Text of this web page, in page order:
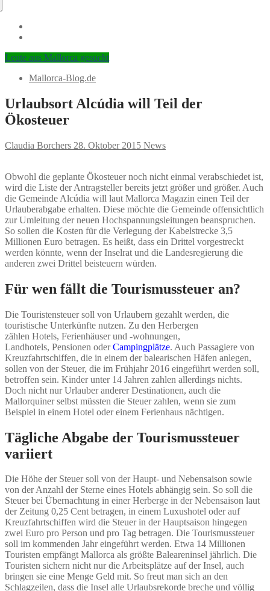
Leute aus Mallorca gesucht
Mallorca-Blog.de
Urlaubsort Alcúdia will Teil der
Ökosteuer
Claudia Borchers 28. Oktober 2015 News
Obwohl die geplante Ökosteuer noch nicht einmal verabschiedet ist,
wird die Liste der Antragsteller bereits jetzt größer und größer. Auch
die Gemeinde Alcúdia will laut Mallorca Magazin einen Teil der
Urlauberabgabe erhalten. Diese möchte die Gemeinde offensichtlich
zur Umleitung der neuen Hochspannungsleitungen beanspruchen.
So sollen die Kosten für die Verlegung der Kabelstrecke 3,5
Millionen Euro betragen. Es heißt, dass ein Drittel vorgestreckt
werden könnte, wenn der Inselrat und die Landesregierung die
anderen zwei Drittel beisteuern würden.
Für wen fällt die Tourismussteuer an?
Die Touristensteuer soll von Urlaubern gezahlt werden, die
touristische Unterkünfte nutzen. Zu den Herbergen
zählen Hotels, Ferienhäuser und -wohnungen,
Landhotels, Pensionen oderCampingplätze. Auch Passagiere von
Kreuzfahrtschiffen, die in einem der balearischen Häfen anlegen,
sollen von der Steuer, die im Frühjahr 2016 eingeführt werden soll,
betroffen sein. Kinder unter 14 Jahren zahlen allerdings nichts.
Doch nicht nur Urlauber anderer Destinationen, auch die
Mallorquiner selbst müssten die Steuer zahlen, wenn sie zum
Beispiel in einem Hotel oder einem Ferienhaus nächtigen.
Tägliche Abgabe der Tourismussteuer
variiert
Die Höhe der Steuer soll von der Haupt- und Nebensaison sowie
von der Anzahl der Sterne eines Hotels abhängig sein. So soll die
Steuer bei Übernachtung in einer Herberge in der Nebensaison laut
der Zeitung 0,25 Cent betragen, in einem Luxushotel oder auf
Kreuzfahrtschiffen wird die Steuer in der Hauptsaison hingegen
zwei Euro pro Person und pro Tag betragen. Die Tourismussteuer
soll im kommenden Jahr eingeführt werden. Etwa 14 Millionen
Touristen empfängt Mallorca als größte Baleareninsel jährlich. Die
Touristen sichern nicht nur die Arbeitsplätze auf der Insel, auch
bringen sie eine Menge Geld mit. So freut man sich an den
Schlagzeilen, dass die Insel alle Urlaubsrekorde breche und völlig